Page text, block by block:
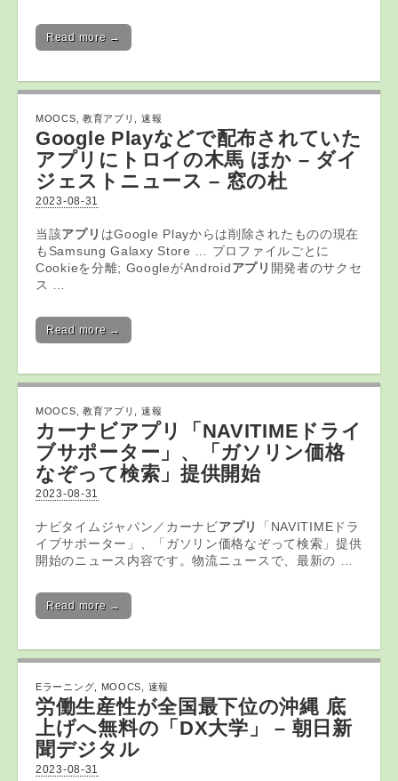
Read more →
MOOCS 教育アプリ 速報
Google Playなどで配布されていた
アプリ にトロイの木馬 ほか – ダイ
ジェストニュース – 窓の杜
2023-08-31
当該アプリ はGoogle Playからは削除されたものの現在
もSamsung Galaxy Store … プロファイルごとに
Cookieを分離; GoogleがAndroidアプリ 開発者のサクセ
ス …
Read more →
MOOCS 教育アプリ 速報
カーナビアプリ
「NAVITIMEドライ
ブサポーター」、「ガソリン価格
なぞって検索」提供開始
2023-08-31
ナビタイムジャパン／カーナビアプリ
「NAVITIMEドラ
イブサポーター」、「ガソリン価格なぞって検索」提供
開始のニュース内容です。物流ニュースで、最新の …
Read more →
Eラーニング MOOCS 速報
労働生産性が全国最下位の沖縄 底
上げへ無料の「DX大学」 – 朝日新
聞デジタル
2023-08-31